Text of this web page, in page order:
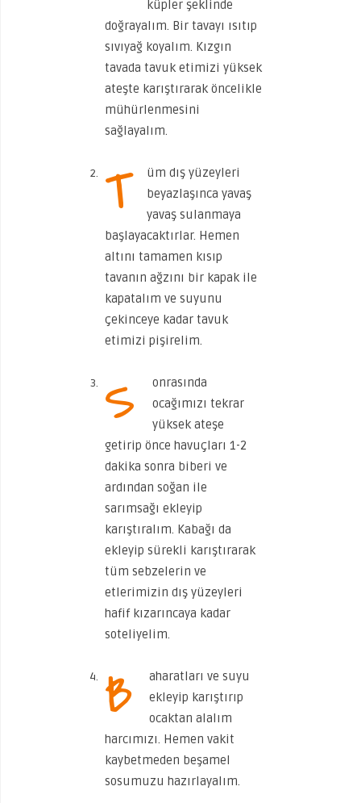
küpler şeklinde
doğrayalım. Bir tavayı ısıtıp
sıvıyağ koyalım. Kızgın
tavada tavuk etimizi yüksek
ateşte karıştırarak öncelikle
mühürlenmesini
sağlayalım.
T
üm dış yüzeyleri
beyazlaşınca yavaş
yavaş sulanmaya
başlayacaktırlar. Hemen
altını tamamen kısıp
tavanın ağzını bir kapak ile
kapatalım ve suyunu
çekinceye kadar tavuk
etimizi pişirelim.
S
onrasında
ocağımızı tekrar
yüksek ateşe
getirip önce havuçları 1-2
dakika sonra biberi ve
ardından soğan ile
sarımsağı ekleyip
karıştıralım. Kabağı da
ekleyip sürekli karıştırarak
tüm sebzelerin ve
etlerimizin dış yüzeyleri
hafif kızarıncaya kadar
soteliyelim.
B
aharatları ve suyu
ekleyip karıştırıp
ocaktan alalım
harcımızı. Hemen vakit
kaybetmeden beşamel
sosumuzu hazırlayalım.